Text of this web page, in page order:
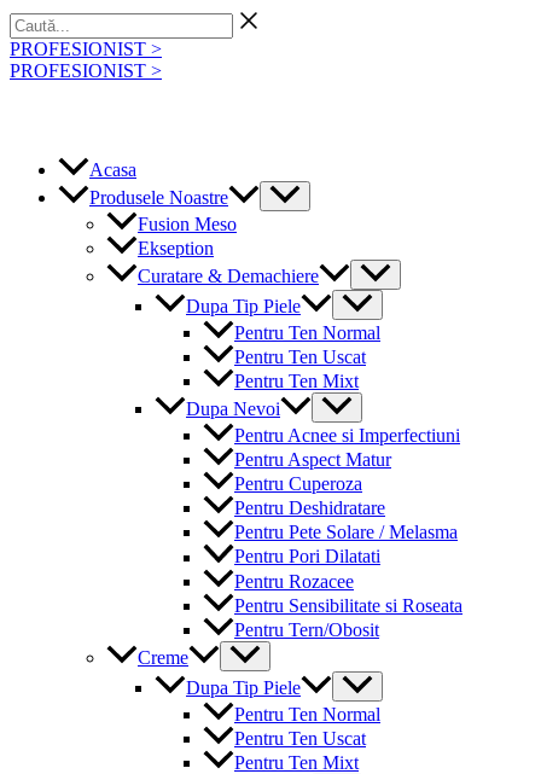
Skip
to
content
Caută...
PROFESIONIST >
PROFESIONIST >
Acasa
Produsele Noastre
Menu
Toggle
Fusion Meso
Ekseption
Curatare & Demachiere
Menu
Toggle
Dupa Tip Piele
Menu
Toggle
Pentru Ten Normal
Pentru Ten Uscat
Pentru Ten Mixt
Dupa Nevoi
Menu
Toggle
Pentru Acnee si Imperfectiuni
Pentru Aspect Matur
Pentru Cuperoza
Pentru Deshidratare
Pentru Pete Solare / Melasma
Pentru Pori Dilatati
Pentru Rozacee
Pentru Sensibilitate si Roseata
Pentru Tern/Obosit
Creme
Menu
Toggle
Dupa Tip Piele
Menu
Toggle
Pentru Ten Normal
Pentru Ten Uscat
Pentru Ten Mixt